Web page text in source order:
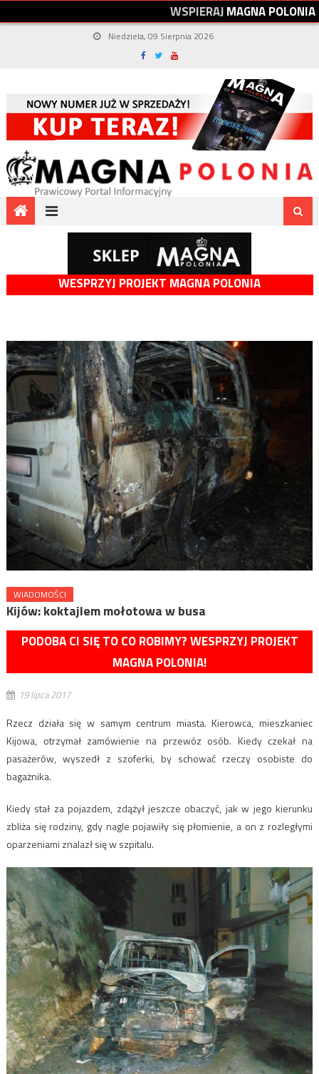
WSPIERAJMAGNAPOLONIA
Niedziela, 09 Sierpnia 2026
WESPRZYJ PROJEKT MAGNA POLONIA
WIADOMOŚCI
Kijów: koktajlem mołotowa w busa
PODOBA CI SIĘ TO CO ROBIMY? WESPRZYJ PROJEKT
MAGNA POLONIA!
19 lipca 2017
Rzecz działa się w samym centrum miasta. Kierowca, mieszkaniec
Kijowa, otrzymał zamówienie na przewóz osób. Kiedy czekał na
pasażerów, wyszedł z szoferki, by schować rzeczy osobiste do
bagażnika.
Kiedy stał za pojazdem, zdążył jeszcze obaczyć, jak w jego kierunku
zbliża się rodziny, gdy nagle pojawiły się płomienie, a on z rozległymi
oparzeniami znalazł się w szpitalu.